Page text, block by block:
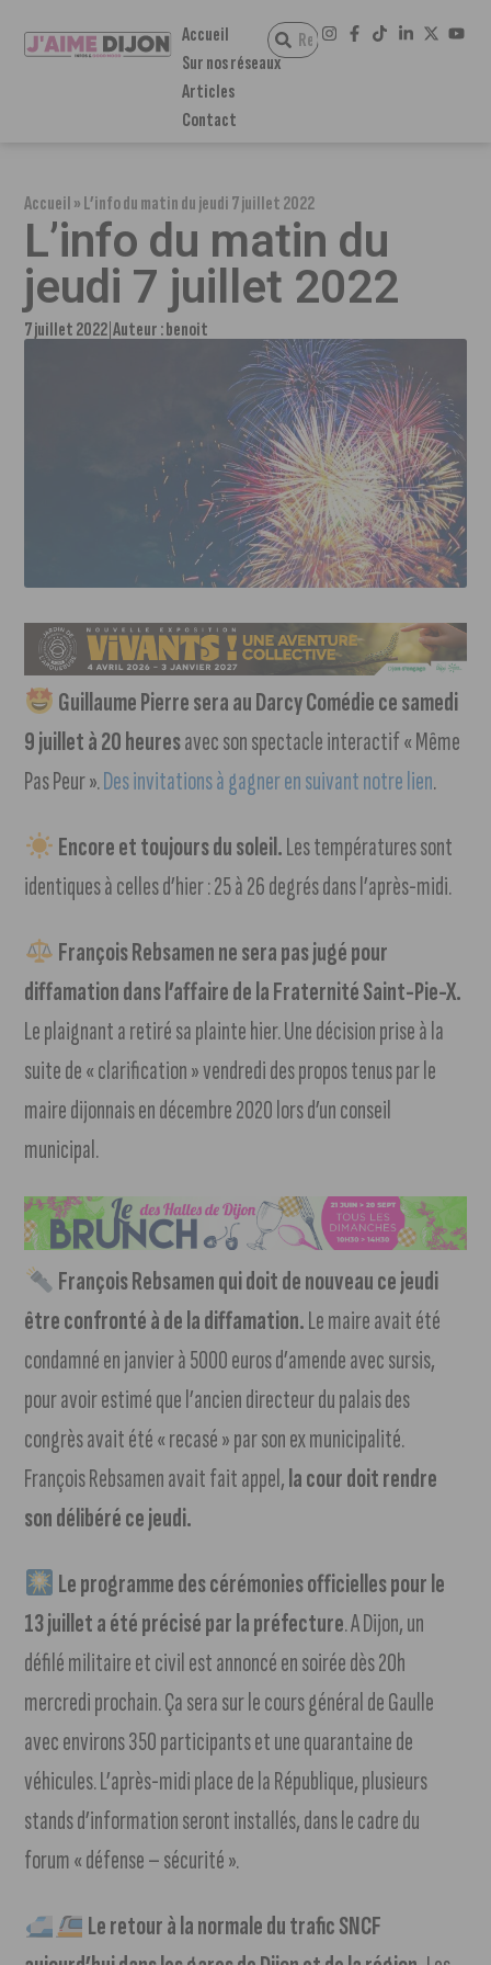
Accueil
Sur nos réseaux
Articles
Contact
Accueil»L’info du matin du jeudi 7 juillet 2022
L’info du matin du
jeudi 7 juillet 2022
7 juillet 2022 Auteur :benoit
Guillaume Pierre sera au Darcy Comédie ce samedi
9 juillet à 20 heuresavec son spectacle interactif « Même
Pas Peur ».Des invitations à gagner en suivant notre lien.
Encore et toujours du soleil.Les températures sont
identiques à celles d’hier : 25 à 26 degrés dans l’après-midi.
François Rebsamen ne sera pas jugé pour
diffamation dans l’affaire de la Fraternité Saint-Pie-X.
Le plaignant a retiré sa plainte hier. Une décision prise à la
suite de « clarification » vendredi des propos tenus par le
maire dijonnais en décembre 2020 lors d’un conseil
municipal.
François Rebsamen qui doit de nouveau ce jeudi
être confronté à de la diffamation.Le maire avait été
condamné en janvier à 5000 euros d’amende avec sursis,
pour avoir estimé que l’ancien directeur du palais des
congrès avait été « recasé » par son ex municipalité.
François Rebsamen avait fait appel,la cour doit rendre
son délibéré ce jeudi.
Le programme des cérémonies officielles pour le
13 juillet a été précisé par la préfecture. A Dijon, un
défilé militaire et civil est annoncé en soirée dès 20h
mercredi prochain. Ça sera sur le cours général de Gaulle
avec environs 350 participants et une quarantaine de
véhicules. L’après-midi place de la République, plusieurs
stands d’information seront installés, dans le cadre du
forum « défense – sécurité ».
Le retour à la normale du trafic SNCF